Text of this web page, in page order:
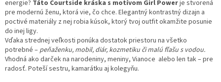
energie? Táto Courtside kráska s motívom Girl Powerje stvorená
pre modernú ženu, ktorá vie, čo chce. Elegantný kontrastný dizajn a
poctivé materiály z nej robia kúsok, ktorý tvoj outfit okamžite posunie
do inej ligy.
Vďaka strednej veľkosti ponúka dostatok priestoru na všetko
potrebné –peňaženku, mobil, diár, kozmetiku či malú fľašu s vodou.
Vhodná ako darček na narodeniny, meniny, Vianoce alebo len tak – pre
radosť. Poteší sestru, kamarátku aj kolegyňu.